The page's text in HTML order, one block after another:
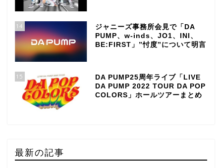
14
ジャニーズ事務所会見で「DA
PUMP、w-inds、JO1、INI、
BE:FIRST」”忖度”について明言
15
DA PUMP25周年ライブ「LIVE
DA PUMP 2022 TOUR DA POP
COLORS」ホールツアーまとめ
最新の記事